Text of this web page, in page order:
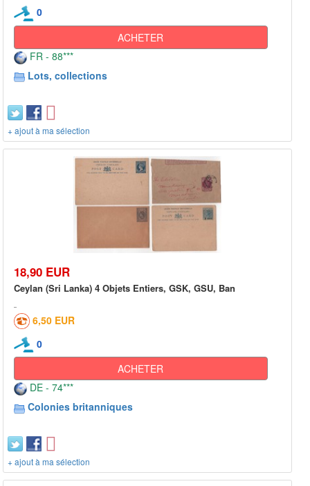
0
ACHETER
FR - 88***
Lots, collections
+ ajout à ma sélection
18,90 EUR
Ceylan (Sri Lanka) 4 Objets Entiers, GSK, GSU, Ban
6,50 EUR
0
ACHETER
DE - 74***
Colonies britanniques
+ ajout à ma sélection